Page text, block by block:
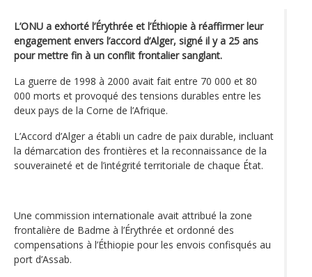
L’ONU a exhorté l’Érythrée et l’Éthiopie à réaffirmer leur
engagement envers l’accord d’Alger, signé il y a 25 ans
pour mettre fin à un conflit frontalier sanglant.
La guerre de 1998 à 2000 avait fait entre 70 000 et 80
000 morts et provoqué des tensions durables entre les
deux pays de la Corne de l’Afrique.
L’Accord d’Alger a établi un cadre de paix durable, incluant
la démarcation des frontières et la reconnaissance de la
souveraineté et de l’intégrité territoriale de chaque État.
Une commission internationale avait attribué la zone
frontalière de Badme à l’Érythrée et ordonné des
compensations à l’Éthiopie pour les envois confisqués au
port d’Assab.